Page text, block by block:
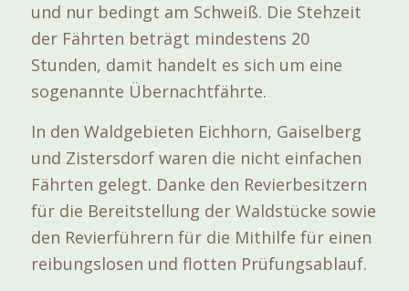
und nur bedingt am Schweiß. Die Stehzeit
der Fährten beträgt mindestens 20
Stunden, damit handelt es sich um eine
sogenannte Übernachtfährte.
In den Waldgebieten Eichhorn, Gaiselberg
und Zistersdorf waren die nicht einfachen
Fährten gelegt. Danke den Revierbesitzern
für die Bereitstellung der Waldstücke sowie
den Revierführern für die Mithilfe für einen
reibungslosen und flotten Prüfungsablauf.